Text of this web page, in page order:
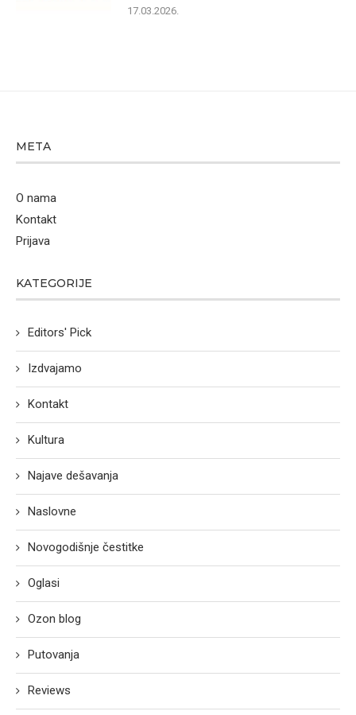
17.03.2026.
META
O nama
Kontakt
Prijava
KATEGORIJE
Editors' Pick
Izdvajamo
Kontakt
Kultura
Najave dešavanja
Naslovne
Novogodišnje čestitke
Oglasi
Ozon blog
Putovanja
Reviews